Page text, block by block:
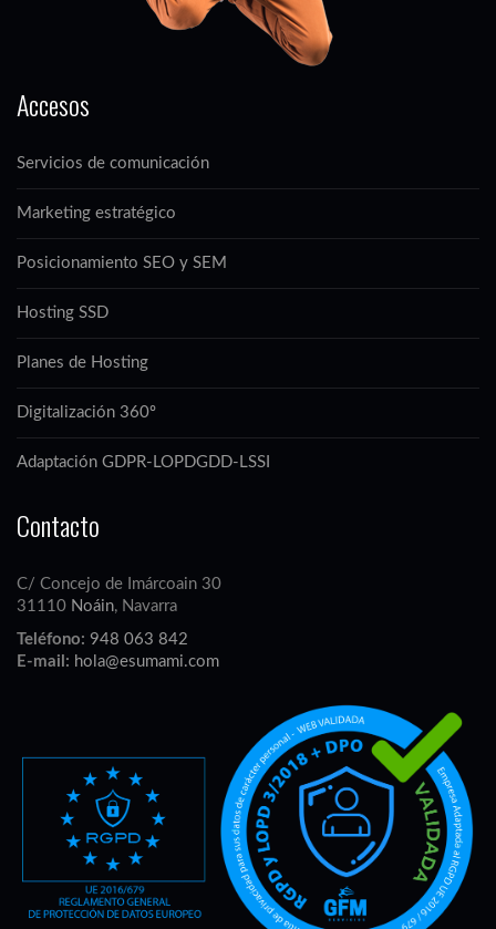
Accesos
Servicios de comunicación
Marketing estratégico
Posicionamiento SEO y SEM
Hosting SSD
Planes de Hosting
Digitalización 360º
Adaptación GDPR-LOPDGDD-LSSI
Contacto
C/ Concejo de Imárcoain 30
31110 Noáin, Navarra
Teléfono: 948 063 842
E-mail: hola@esumami.com